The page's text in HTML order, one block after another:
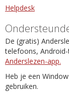
Helpdesk
De (gratis)
telefoons,
Anderslezen-app.
Heb je een
gebruiken.